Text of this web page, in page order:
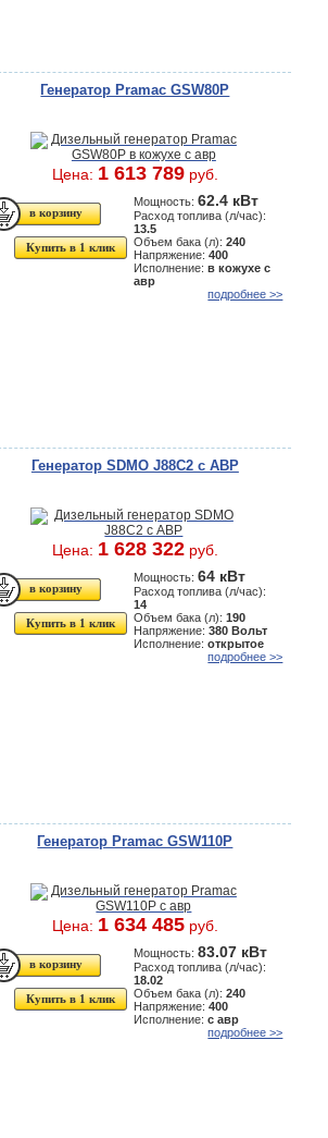
Генератор Pramac GSW80P
Цена: 1 613 789руб.
Купить в 1 клик
Мощность:62.4 кВт
Расход топлива (л/час):
13.5
Объем бака (л):240
Напряжение:400
Исполнение:в кожухе с
авр
подробнее >>
Генератор SDMO J88C2 с АВР
Цена: 1 628 322руб.
Купить в 1 клик
Мощность:64 кВт
Расход топлива (л/час):
14
Объем бака (л):190
Напряжение:380 Вольт
Исполнение:открытое
подробнее >>
Генератор Pramac GSW110P
Цена: 1 634 485руб.
Купить в 1 клик
Мощность:83.07 кВт
Расход топлива (л/час):
18.02
Объем бака (л):240
Напряжение:400
Исполнение:с авр
подробнее >>